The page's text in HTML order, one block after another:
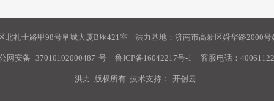
北礼士路甲98号阜城大厦B座421室 洪力基地：济南市高新区舜华路2000号
网安备 37010102000487 号 | 鲁ICP备16042217号-1 | 客服电话：
洪力 版权所有 技术支持： 开创云